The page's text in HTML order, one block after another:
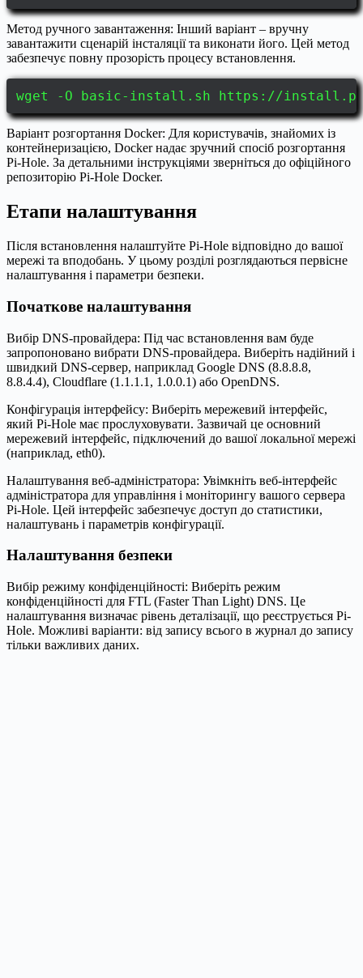
Метод ручного завантаження: Інший варіант – вручну
завантажити сценарій інсталяції та виконати його. Цей метод
забезпечує повну прозорість процесу встановлення.
wget -O basic-install.sh https://
Варіант розгортання Docker: Для користувачів, знайомих із
контейнеризацією, Docker надає зручний спосіб розгортання
Pi-Hole. За детальними інструкціями зверніться до офіційного
репозиторію Pi-Hole Docker.
Етапи налаштування
Після встановлення налаштуйте Pi-Hole відповідно до вашої
мережі та вподобань. У цьому розділі розглядаються первісне
налаштування і параметри безпеки.
Початкове налаштування
Вибір DNS-провайдера: Під час встановлення вам буде
запропоновано вибрати DNS-провайдера. Виберіть надійний і
швидкий DNS-сервер, наприклад Google DNS (8.8.8.8,
8.8.4.4), Cloudflare (1.1.1.1, 1.0.0.1) або OpenDNS.
Конфігурація інтерфейсу: Виберіть мережевий інтерфейс,
який Pi-Hole має прослуховувати. Зазвичай це основний
мережевий інтерфейс, підключений до вашої локальної мережі
(наприклад, eth0).
Налаштування веб-адміністратора: Увімкніть веб-інтерфейс
адміністратора для управління і моніторингу вашого сервера
Pi-Hole. Цей інтерфейс забезпечує доступ до статистики,
налаштувань і параметрів конфігурації.
Налаштування безпеки
Вибір режиму конфіденційності: Виберіть режим
конфіденційності для FTL (Faster Than Light) DNS. Це
налаштування визначає рівень деталізації, що реєструється Pi-
Hole. Можливі варіанти: від запису всього в журнал до запису
тільки важливих даних.